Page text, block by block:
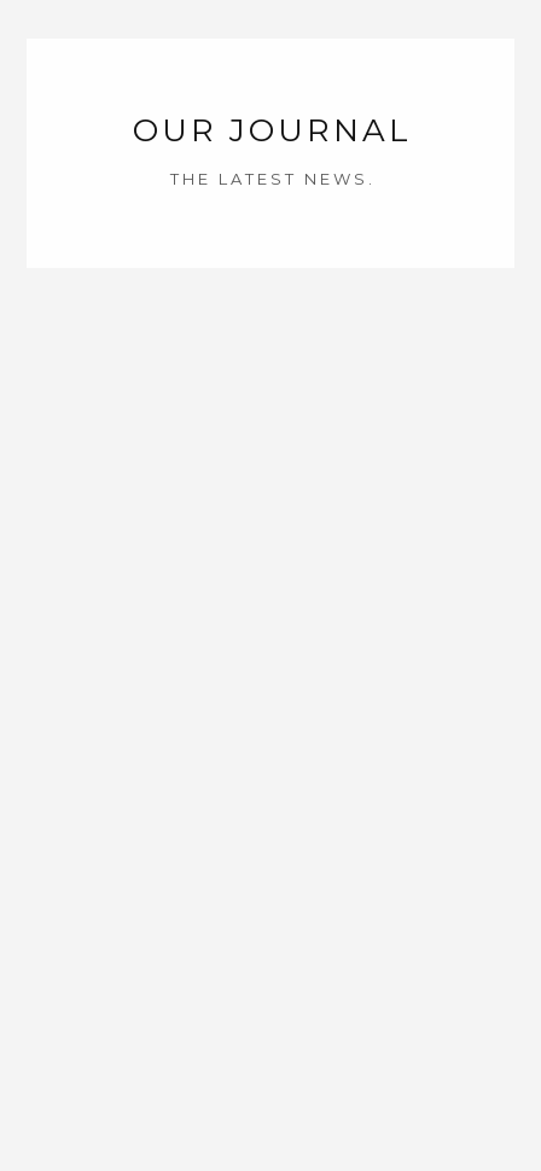
OUR JOURNAL
THE LATEST NEWS.